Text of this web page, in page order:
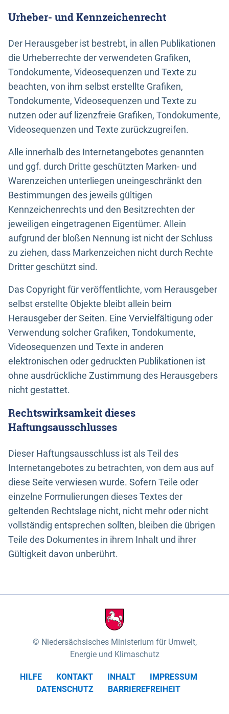
Urheber- und Kennzeichenrecht
Der Herausgeber ist bestrebt, in allen Publikationen
die Urheberrechte der verwendeten Grafiken,
Tondokumente, Videosequenzen und Texte zu
beachten, von ihm selbst erstellte Grafiken,
Tondokumente, Videosequenzen und Texte zu
nutzen oder auf lizenzfreie Grafiken, Tondokumente,
Videosequenzen und Texte zurückzugreifen.
Alle innerhalb des Internetangebotes genannten
und ggf. durch Dritte geschützten Marken- und
Warenzeichen unterliegen uneingeschränkt den
Bestimmungen des jeweils gültigen
Kennzeichenrechts und den Besitzrechten der
jeweiligen eingetragenen Eigentümer. Allein
aufgrund der bloßen Nennung ist nicht der Schluss
zu ziehen, dass Markenzeichen nicht durch Rechte
Dritter geschützt sind.
Das Copyright für veröffentlichte, vom Herausgeber
selbst erstellte Objekte bleibt allein beim
Herausgeber der Seiten. Eine Vervielfältigung oder
Verwendung solcher Grafiken, Tondokumente,
Videosequenzen und Texte in anderen
elektronischen oder gedruckten Publikationen ist
ohne ausdrückliche Zustimmung des Herausgebers
nicht gestattet.
Rechtswirksamkeit dieses
Haftungsausschlusses
Dieser Haftungsausschluss ist als Teil des
Internetangebotes zu betrachten, von dem aus auf
diese Seite verwiesen wurde. Sofern Teile oder
einzelne Formulierungen dieses Textes der
geltenden Rechtslage nicht, nicht mehr oder nicht
vollständig entsprechen sollten, bleiben die übrigen
Teile des Dokumentes in ihrem Inhalt und ihrer
Gültigkeit davon unberührt.
Niedersächsisches Ministerium für Umwelt,
Energie und Klimaschutz
HILFE KONTAKT INHALT
IMPRESSUM
DATENSCHUTZ
BARRIEREFREIHEIT